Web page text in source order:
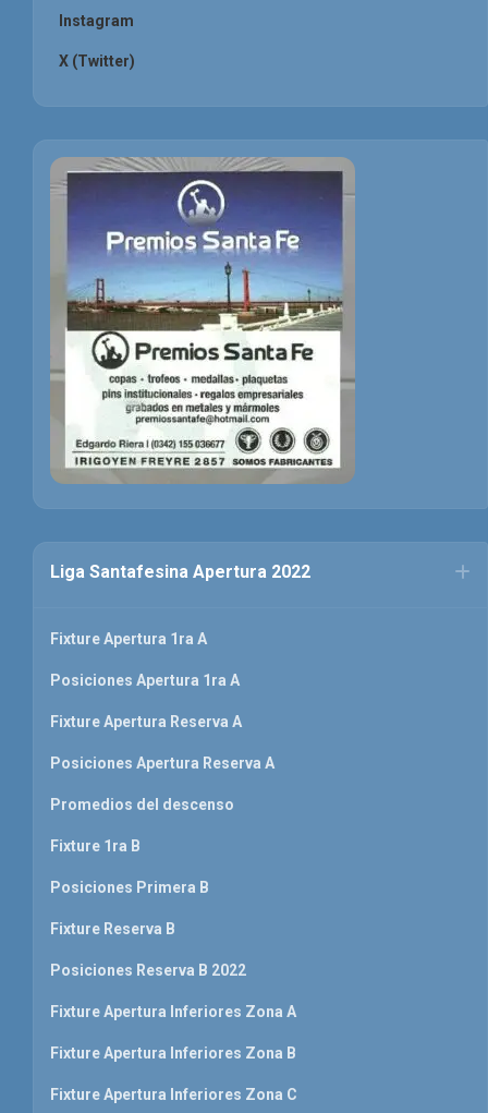
Instagram
X (Twitter)
Liga Santafesina Apertura 2022
Fixture Apertura 1ra A
Posiciones Apertura 1ra A
Fixture Apertura Reserva A
Posiciones Apertura Reserva A
Promedios del descenso
Fixture 1ra B
Posiciones Primera B
Fixture Reserva B
Posiciones Reserva B 2022
Fixture Apertura Inferiores Zona A
Fixture Apertura Inferiores Zona B
Fixture Apertura Inferiores Zona C